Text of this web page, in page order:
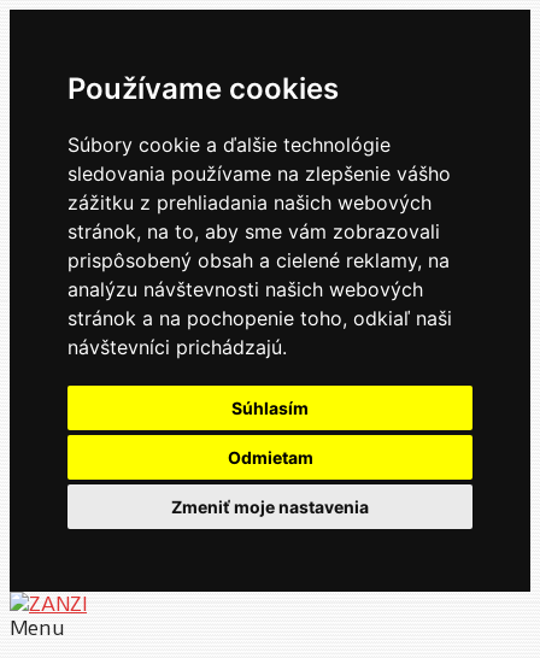
Používame cookies
Súbory cookie a ďalšie technológie
sledovania používame na zlepšenie vášho
zážitku z prehliadania našich webových
stránok, na to, aby sme vám zobrazovali
prispôsobený obsah a cielené reklamy, na
analýzu návštevnosti našich webových
stránok a na pochopenie toho, odkiaľ naši
návštevníci prichádzajú.
Súhlasím
Odmietam
Zmeniť moje nastavenia
Menu